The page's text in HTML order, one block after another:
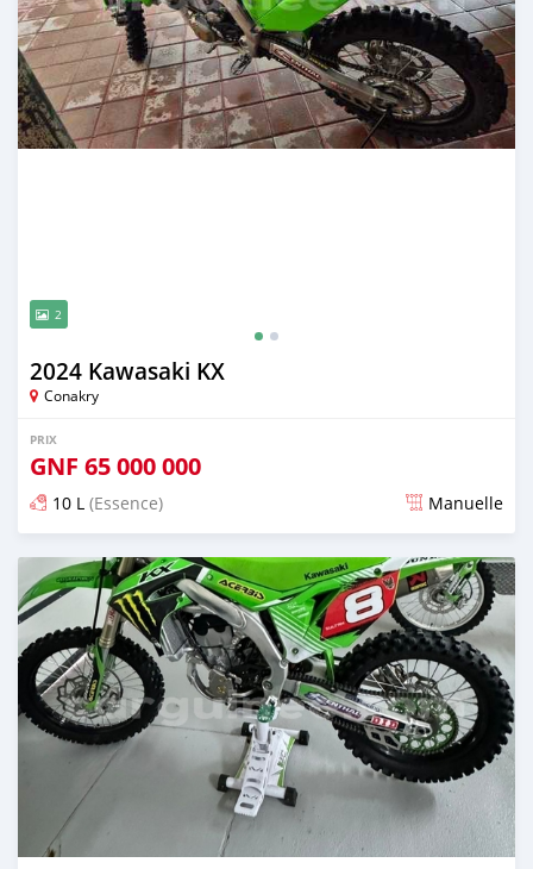
2
2024 Kawasaki KX
Conakry
PRIX
GNF 65 000 000
10 L (Essence) Manuelle
Publié il y a presque 2 ans